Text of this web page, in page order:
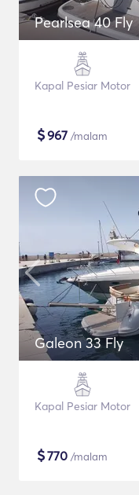
Pearlsea 40 Fly
Kapal Pesiar Motor
$967 /malam
Galeon 33 Fly
Kapal Pesiar Motor
$770 /malam